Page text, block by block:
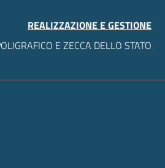
REALIZZAZIONE E GESTIONE
E ZECCA DELLO STATO